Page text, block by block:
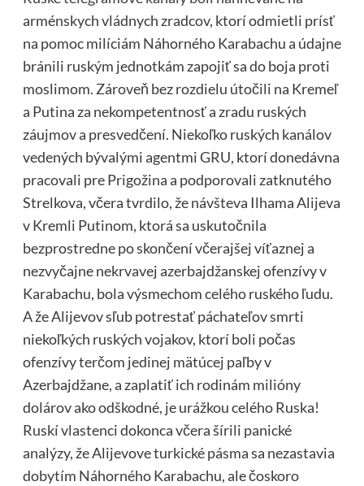
arménskych vládnych zradcov, ktorí odmietli prísť
na pomoc milíciám Náhorného Karabachu a údajne
bránili ruským jednotkám zapojiť sa do boja proti
moslimom. Zároveň bez rozdielu útočili na Kremeľ
a Putina za nekompetentnosť a zradu ruských
záujmov a presvedčení. Niekoľko ruských kanálov
vedených bývalými agentmi GRU, ktorí donedávna
pracovali pre Prigožina a podporovali zatknutého
Strelkova, včera tvrdilo, že návšteva Ilhama Alijeva
v Kremli Putinom, ktorá sa uskutočnila
bezprostredne po skončení včerajšej víťaznej a
nezvyčajne nekrvavej azerbajdžanskej ofenzívy v
Karabachu, bola výsmechom celého ruského ľudu.
A že Alijevov sľub potrestať páchateľov smrti
niekoľkých ruských vojakov, ktorí boli počas
ofenzívy terčom jedinej mätúcej paľby v
Azerbajdžane, a zaplatiť ich rodinám milióny
dolárov ako odškodné, je urážkou celého Ruska!
Ruskí vlastenci dokonca včera šírili panické
analýzy, že Alijevove turkické pásma sa nezastavia
dobytím Náhorného Karabachu, ale čoskoro